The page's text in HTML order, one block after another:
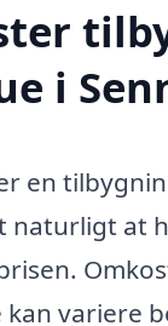
i
en
naturligt at
kan variere